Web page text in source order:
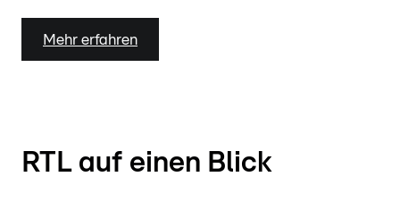
Mehr erfahren
RTL auf einen Blick